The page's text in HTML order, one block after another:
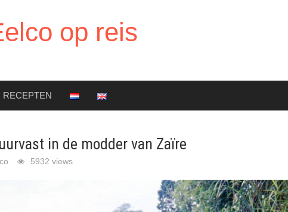
op reis
RECEPTEN
in de modder van Zaïre
5932 views